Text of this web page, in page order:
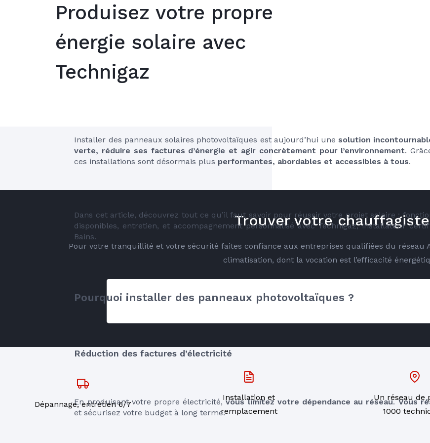
Produisez votre propre
énergie solaire avec
Technigaz
Installer des panneaux solaires photovoltaïques est aujourd’hui une solution
verte, réduire ses factures d’énergie et agir concrètement pour l’environnement.
ces installations sont désormais plus performantes, abordables et accessibles à tous.
Dans cet article, découvrez tout ce qu’il faut savoir pour réussir votre projet solaire :
disponibles, entretien, et accompagnement personnalisé avec Technigaz, installateur
Bains.
Pourquoi installer des panneaux photovoltaïques ?
Réduction des factures d’électricité
En produisant votre propre électricité, vous limitez votre dépendance au réseau. Vous
et sécurisez votre budget à long terme.
Trouver votre chauffagiste
Pour votre tranquillité et votre sécurité faites confiance aux entreprises qualifiées du réseau
climatisation, dont la vocation est l’efficacité
Dépannage, entretien 6/7
Installation et
remplacement
Un réseau de
1000